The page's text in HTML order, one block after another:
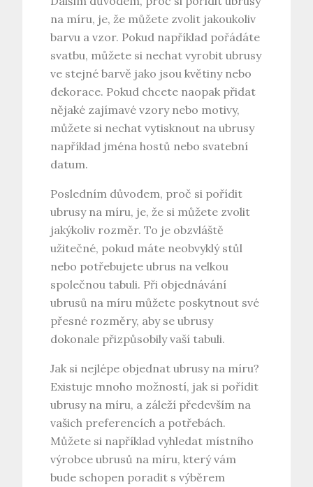
na míru, je, že můžete zvolit jakoukoliv
barvu a vzor. Pokud například pořádáte
svatbu, můžete si nechat vyrobit ubrusy
ve stejné barvě jako jsou květiny nebo
dekorace. Pokud chcete naopak přidat
nějaké zajímavé vzory nebo motivy,
můžete si nechat vytisknout na ubrusy
například jména hostů nebo svatební
datum.
Posledním důvodem, proč si pořídit
ubrusy na míru, je, že si můžete zvolit
jakýkoliv rozměr. To je obzvláště
užitečné, pokud máte neobvyklý stůl
nebo potřebujete ubrus na velkou
společnou tabuli. Při objednávání
ubrusů na míru můžete poskytnout své
přesné rozměry, aby se ubrusy
dokonale přizpůsobily vaší tabuli.
Jak si nejlépe objednat ubrusy na míru?
Existuje mnoho možností, jak si pořídit
ubrusy na míru, a záleží především na
vašich preferencích a potřebách.
Můžete si například vyhledat místního
výrobce ubrusů na míru, který vám
bude schopen poradit s výběrem